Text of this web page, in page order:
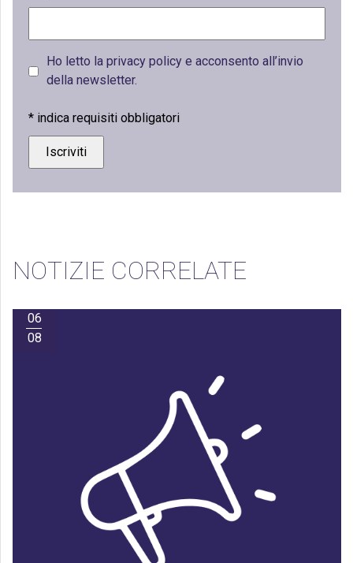
Ho letto la privacy policy e acconsento all’invio
della newsletter.
* indica requisiti obbligatori
NOTIZIE CORRELATE
06
08